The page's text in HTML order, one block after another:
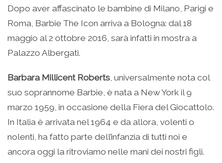
su
Facebook
apre
una
nuova
finestra)
condividere
su
Twitter
(Si
in
una
nuova
finestra)
condividere
su
Google+
(Si
in
una
nuova
finestra)
condividere
su
LinkedIn
(Si
in
una
stampare
(Si
in
nuova
finestra)
Dopo aver affascinato le bambine di Milano, Parigi e
Roma, Barbie The Icon arriva a Bologna: dal 18
maggio al 2 ottobre 2016, sarà infatti in mostra a
Palazzo Albergati.
BarbaraMillicent Roberts , universalmente nota col
suo soprannome Barbie, è nata a New York il 9
marzo 1959, in occasione della Fiera del Giocattolo.
In Italia è arrivata nel 1964 e da allora, volenti o
nolenti, ha fatto parte dell’infanzia di tutti noi e
ancora oggi la ritroviamo nelle mani dei nostri figli.